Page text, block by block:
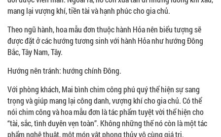
mang lại vượng khí, tiền tài và hạnh phúc cho gia chủ.
Theo ngũ hành, hoa mẫu đơn thuộc hành Hỏa nên biểu tượng sẽ
được đặt ở các hướng tương sinh với hành Hỏa như hướng Đông
Bắc, Tây Nam, Tây.
Hướng nên tránh: hướng chính Đông.
Với phòng khách, Mai bình chim công phú quý thể hiện sự sang
trọng và giúp mang lại công danh, vượng khí cho gia chủ. Có thể
nói chim công và hoa mẫu đơn là tác phẩm tuyệt vời thể hiện cho
“tài, sắc, tình duyên vẹn toàn”. Không những thế nó còn là một tác
phẩm nghệ thuật, một món vật phong thủy vô cùng giá trị.